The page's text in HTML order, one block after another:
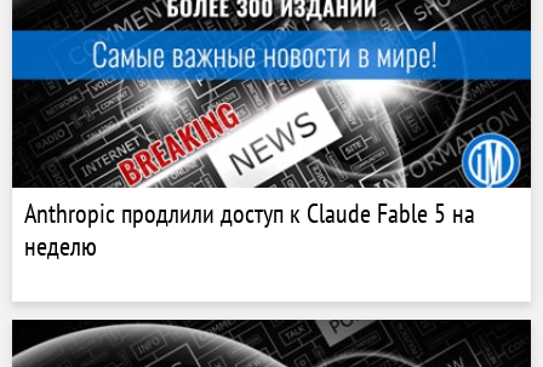
Anthropic продлили доступ к Claude Fable 5 на
неделю